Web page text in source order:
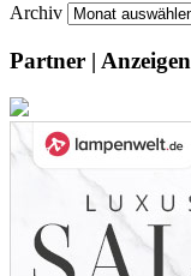
Archiv
Partner | Anzeigen